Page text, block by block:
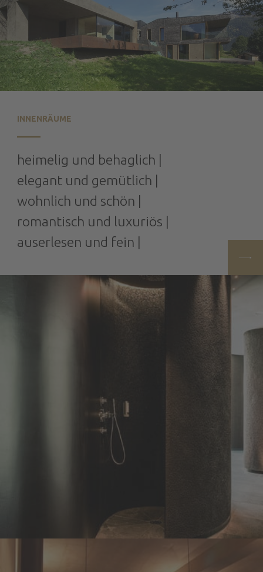
INNENRÄUME
heimelig und behaglich |
elegant und gemütlich |
wohnlich und schön |
romantisch und luxuriös |
auserlesen und fein |